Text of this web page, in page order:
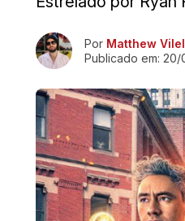
Ir direto pra matéria
Por Matthew
Publicado em: 20/